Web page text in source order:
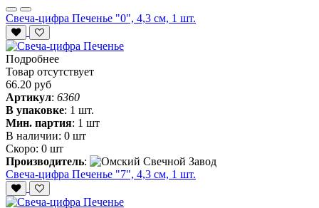
Свеча-цифра Печенье "0", 4,3 см, 1 шт.
Подробнее
Товар отсутствует
66.20 руб
Артикул: 6360
В упаковке: 1 шт.
Мин. партия: 1 шт
В наличии: 0 шт
Скоро: 0 шт
Производитель:
Свеча-цифра Печенье "7", 4,3 см, 1 шт.